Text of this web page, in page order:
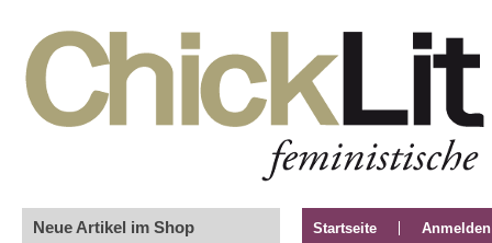
Neue Artikel im Shop Startseite Anmelden